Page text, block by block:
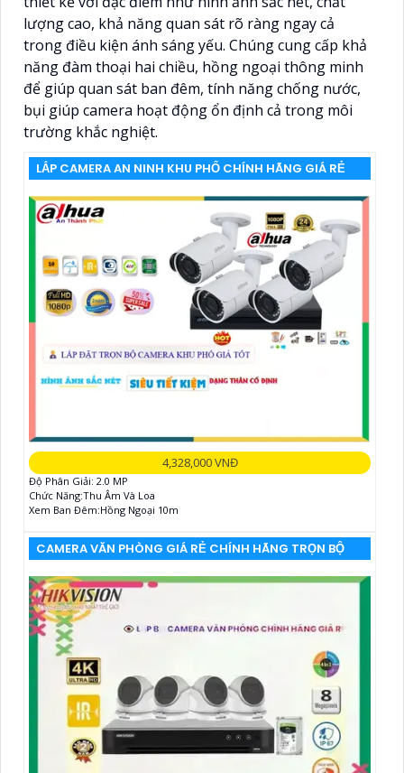
lượng cao, khả năng quan sát rõ ràng ngay cả
trong điều kiện ánh sáng yếu. Chúng cung cấp khả
năng đàm thoại hai chiều, hồng ngoại thông minh
để giúp quan sát ban đêm, tính năng chống nước,
bụi giúp camera hoạt động ổn định cả trong môi
trường khắc nghiệt.
LẮP CAMERA AN NINH KHU PHỐ CHÍNH HÃNG GIÁ RẺ
4,328,000 VNĐ
Độ Phân Giải: 2.0 MP
Chức Năng:Thu Âm Và Loa
Xem Ban Đêm:Hồng Ngoại 10m
CAMERA VĂN PHÒNG GIÁ RẺ CHÍNH HÃNG TRỌN BỘ